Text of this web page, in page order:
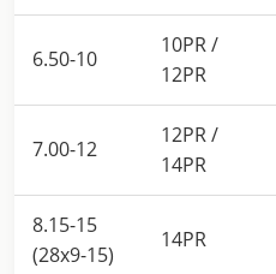
6.50-10
10PR /
12PR
7.00-12
12PR /
14PR
8.15-15
(28x9-15)
14PR